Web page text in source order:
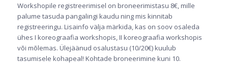
Workshopile registreerimisel on broneerimistasu 8€, mille
palume tasuda pangalingi kaudu ning mis kinnitab
registreeringu. Lisainfo välja märkida, kas on soov osaleda
ühes I koreograafia workshopis, II koreograafia workshopis
või mõlemas. Ülejäänud osalustasu (10/20€) kuulub
tasumisele kohapeal! Kohtade broneerimine kuni 10.